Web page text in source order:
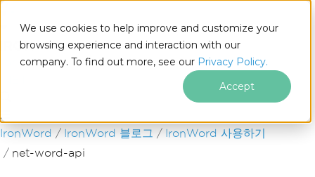
We use cookies to help improve and customize your
browsing experience and interaction with our
company. To find out more, see our Privacy Policy.
Accept
푸터 콘텐츠로 바로가기
IronWord IronWord 블로그
IronWord 사용하기
net-word-api